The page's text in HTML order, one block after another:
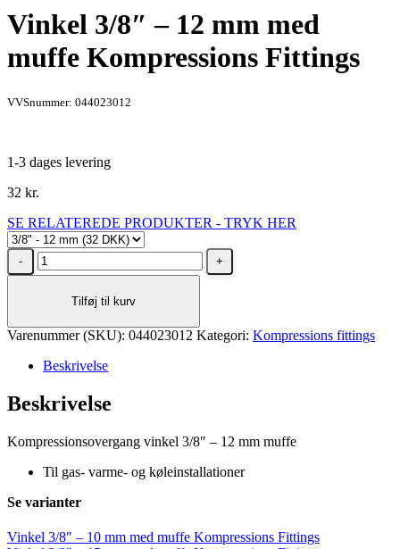
Vinkel 3/8″ – 12 mm med
muffe Kompressions Fittings
VVSnummer: 044023012
1-3 dages levering
32 kr.
SE RELATEREDE PRODUKTER - TRYK HER
Vinkel
3/8"
med
Kompressions
antal
Tilføj til kurv
Varenummer (SKU): 044023012 Kategori: Kompressions fittings
Beskrivelse
Beskrivelse
Kompressionsovergang vinkel 3/8″ – 12 mm muffe
Til gas- varme- og køleinstallationer
Se varianter
Vinkel 3/8″ – 10 mm med muffe Kompressions Fittings